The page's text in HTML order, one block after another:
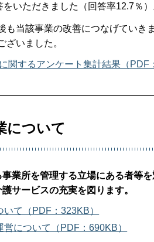
いただきました（回答率12.7％）
当該事業の改善につなげていきま
ざいました。
関するアンケート集計結果（PDF
について
業所を管理する立場にある者等
サービスの充実を図ります。
て（PDF：323KB）
について（PDF：690KB）